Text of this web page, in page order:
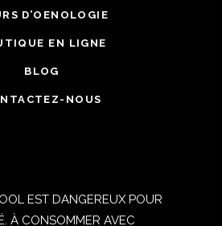
D’OENOLOGIE
EN LIGNE
BLOG
NOUS
EST DANGEREUX POUR
À CONSOMMER AVEC